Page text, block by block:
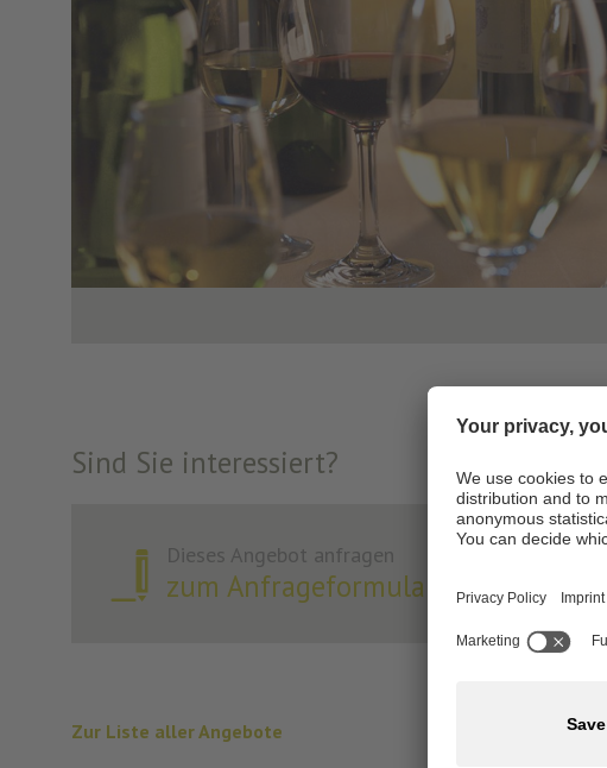
Sind Sie interessiert?
Dieses Angebot anfragen
zum Anfrageformular
Zur Liste aller Angebote